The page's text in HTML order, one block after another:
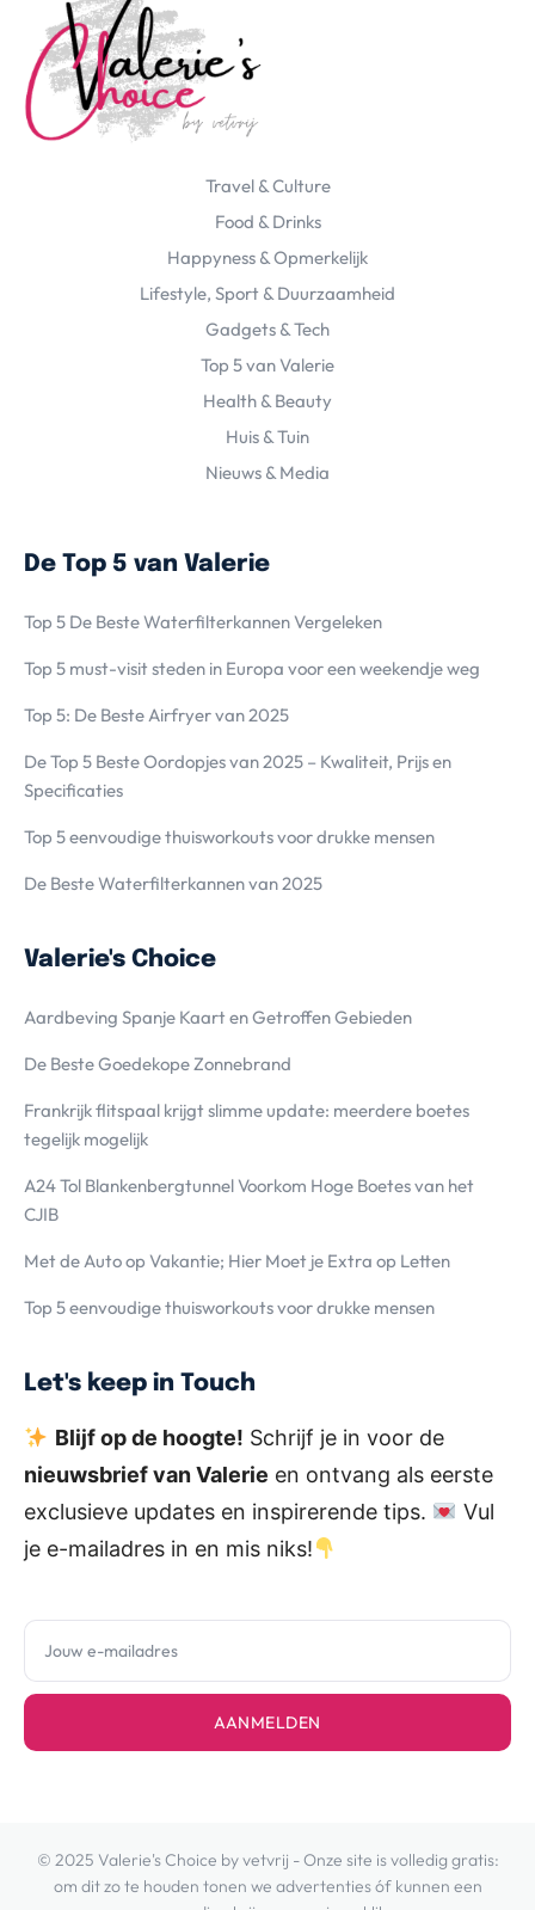
Travel & Culture
Food & Drinks
Happyness & Opmerkelijk
Lifestyle, Sport & Duurzaamheid
Gadgets & Tech
Top 5 van Valerie
Health & Beauty
Huis & Tuin
Nieuws & Media
De Top 5 van Valerie
Top 5 De Beste Waterfilterkannen Vergeleken
Top 5 must-visit steden in Europa voor een weekendje weg
Top 5: De Beste Airfryer van 2025
De Top 5 Beste Oordopjes van 2025 – Kwaliteit, Prijs en
Specificaties
Top 5 eenvoudige thuisworkouts voor drukke mensen
De Beste Waterfilterkannen van 2025
Valerie's Choice
Aardbeving Spanje Kaart en Getroffen Gebieden
De Beste Goedekope Zonnebrand
Frankrijk flitspaal krijgt slimme update: meerdere boetes
tegelijk mogelijk
A24 Tol Blankenbergtunnel Voorkom Hoge Boetes van het
CJIB
Met de Auto op Vakantie; Hier Moet je Extra op Letten
Top 5 eenvoudige thuisworkouts voor drukke mensen
Let's keep in Touch
Blijf op de hoogte! Schrijf je in voor de
nieuwsbrief van Valerie en ontvang als eerste
exclusieve updates en inspirerende tips.
Vul
je e-mailadres in en mis niks!
AANMELDEN
© 2025 Valerie's Choice by vetvrij - Onze site is volledig gratis:
om dit zo te houden tonen we advertenties óf kunnen een